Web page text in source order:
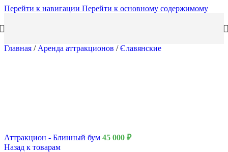
Перейти к навигации Перейти к основному содержимому
Главная / Аренда аттракционов / Славянские
Аттракцион - Блинный бум 45 000 ₽
Назад к товарам